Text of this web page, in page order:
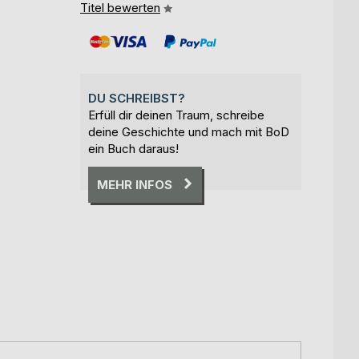
Titel bewerten
DU SCHREIBST?
Erfüll dir deinen Traum, schreibe
deine Geschichte und mach mit BoD
ein Buch daraus!
MEHR INFOS